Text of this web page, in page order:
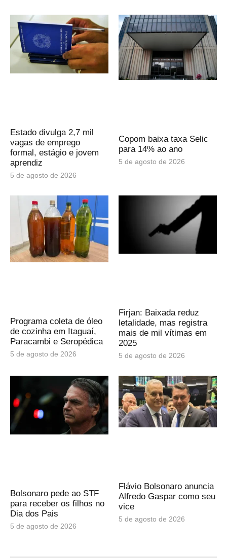
Estado divulga 2,7 mil
vagas de emprego
formal, estágio e jovem
aprendiz
5 de agosto de 2026
Copom baixa taxa Selic
para 14% ao ano
5 de agosto de 2026
Programa coleta de óleo
de cozinha em Itaguaí,
Paracambi e Seropédica
5 de agosto de 2026
Firjan: Baixada reduz
letalidade, mas registra
mais de mil vítimas em
2025
5 de agosto de 2026
Bolsonaro pede ao STF
para receber os filhos no
Dia dos Pais
5 de agosto de 2026
Flávio Bolsonaro anuncia
Alfredo Gaspar como seu
vice
5 de agosto de 2026